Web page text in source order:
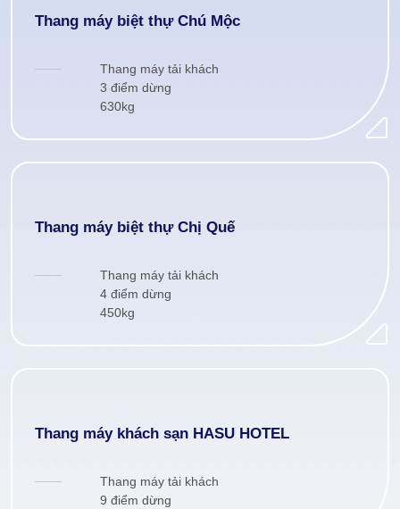
Thang máy biệt thự Chú Mộc
Thang máy tải khách
3 điểm dừng
630kg
Thang máy biệt thự Chị Quế
Thang máy tải khách
4 điểm dừng
450kg
Thang máy khách sạn HASU HOTEL
Thang máy tải khách
9 điểm dừng